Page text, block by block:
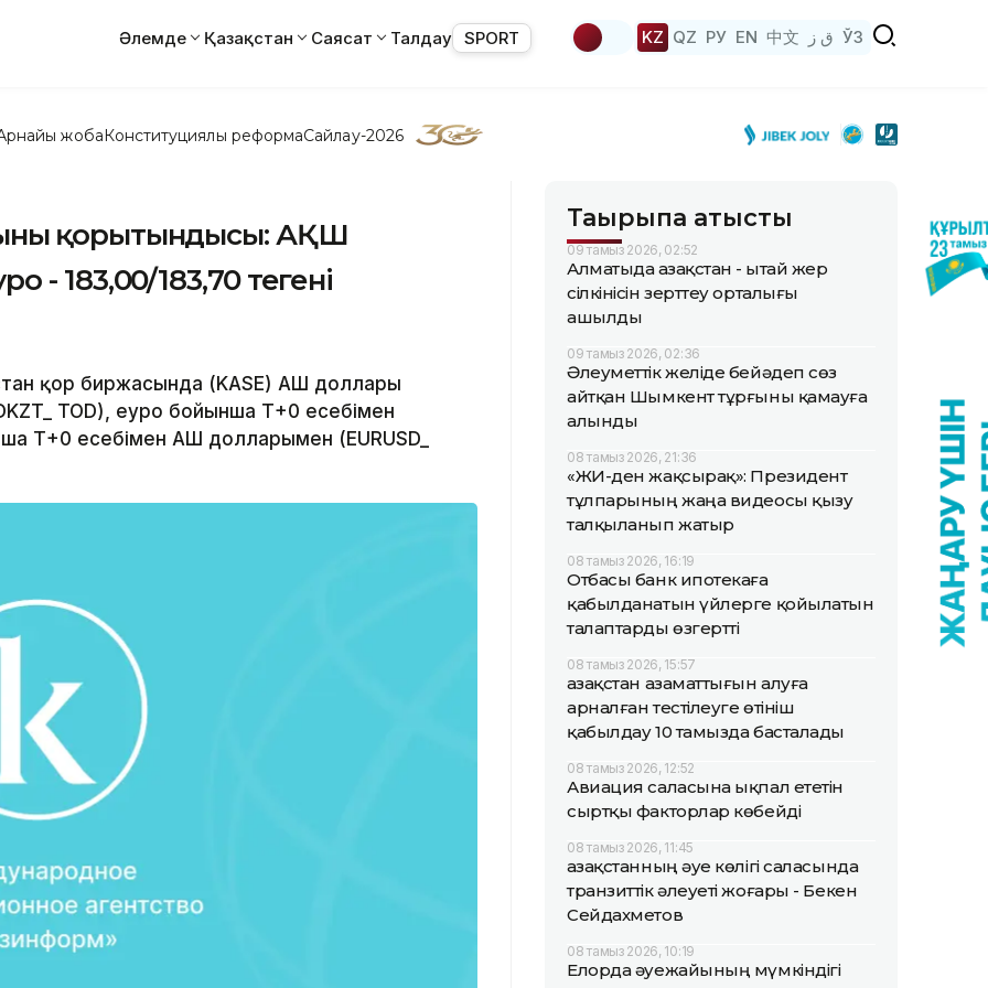
Әлемде Қазақстан Саясат Талдау SPORT KZ QZ РУ EN 中文 ق ز ЎЗ
жобаКонституциялық реформаСайлау-2026
қорытындысы: АҚШ
- 183,00/183,70 теңгені
қор биржасында (KASE) АҚШ доллары
TOD), еуро бойынша Т+0 есебімен
Т+0 есебімен АҚШ долларымен (EURUSD_
Тақырыпқа қатысты
09 тамыз 2026, 02:52
Алматыда Қазақстан - Қытай жер
сілкінісін зерттеу орталығы
ашылды
09 тамыз 2026, 02:36
Әлеуметтік желіде бейәдеп сөз
айтқан Шымкент тұрғыны қамауға
алынды
08 тамыз 2026, 21:36
«ЖИ-ден жақсырақ»: Президент
тұлпарының жаңа видеосы қызу
талқыланып жатыр
08 тамыз 2026, 16:19
Отбасы банк ипотекаға
қабылданатын үйлерге қойылатын
талаптарды өзгертті
08 тамыз 2026, 15:57
Қазақстан азаматтығын алуға
арналған тестілеуге өтініш
қабылдау 10 тамызда басталады
08 тамыз 2026, 12:52
Авиация саласына ықпал ететін
сыртқы факторлар көбейді
08 тамыз 2026, 11:45
Қазақстанның әуе көлігі саласында
транзиттік әлеуеті жоғары - Бекен
Сейдахметов
08 тамыз 2026, 10:19
Елорда әуежайының мүмкіндігі